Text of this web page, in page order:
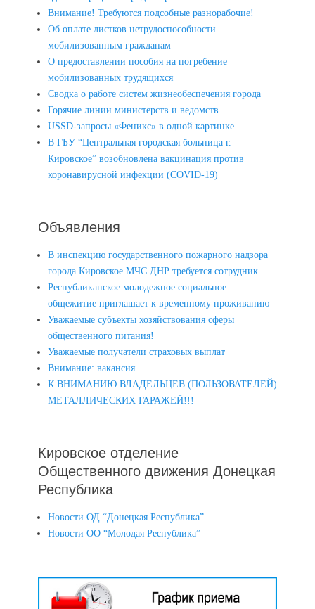
Внимание! Требуются подсобные разнорабочие!
Об оплате листков нетрудоспособности
мобилизованным гражданам
О предоставлении пособия на погребение
мобилизованных трудящихся
Сводка о работе систем жизнеобеспечения города
Горячие линии министерств и ведомств
USSD-запросы «Феникс» в одной картинке
В ГБУ “Центральная городская больница г.
Кировское” возобновлена вакцинация против
коронавирусной инфекции (COVID-19)
Объявления
В инспекцию государственного пожарного надзора
города Кировское МЧС ДНР требуется сотрудник
Республиканское молодежное социальное
общежитие приглашает к временному проживанию
Уважаемые субъекты хозяйствования сферы
общественного питания!
Уважаемые получатели страховых выплат
Внимание: вакансия
К ВНИМАНИЮ ВЛАДЕЛЬЦЕВ (ПОЛЬЗОВАТЕЛЕЙ)
МЕТАЛЛИЧЕСКИХ ГАРАЖЕЙ!!!
Кировское отделение
Общественного движения Донецкая
Республика
Новости ОД “Донецкая Республика”
Новости ОО “Молодая Республика”